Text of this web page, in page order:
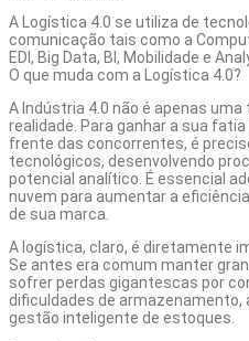
A Logística 4.0 se utiliza de
comunicação tais como a
EDI , Big Data, BI, Mobilidade e
O que muda com a Logística 4.0?
A Indústria 4.0 não é apenas
realidade. Para ganhar a sua
frente das concorrentes, é
tecnológicos, desenvolvendo
potencial analítico. É essencial
nuvem para aumentar a
de sua marca.
A logística, claro, é diretamente
Se antes era comum manter
sofrer perdas gigantescas por
dificuldades de armazenamento,
gestão inteligente de estoques.